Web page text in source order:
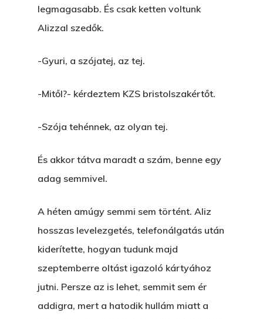
legmagasabb. És csak ketten voltunk
Alizzal szedők.
-Gyuri, a szójatej, az tej.
-Mitől?- kérdeztem KZS bristolszakértőt.
-Szója tehénnek, az olyan tej.
És akkor tátva maradt a szám, benne egy
adag semmivel.
A héten amúgy semmi sem történt. Aliz
hosszas levelezgetés, telefonálgatás után
kiderítette, hogyan tudunk majd
szeptemberre oltást igazoló kártyához
jutni. Persze az is lehet, semmit sem ér
addigra, mert a hatodik hullám miatt a